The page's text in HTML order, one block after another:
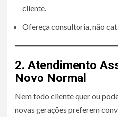
cliente.
Ofereça consultoria, não
2. Atendimento
Novo Normal
Nem todo cliente quer ou
novas gerações preferem